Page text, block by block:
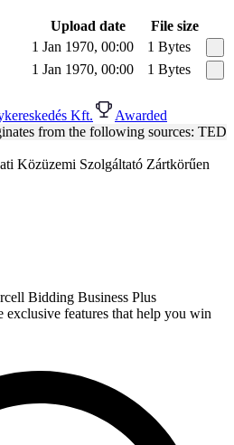
Upload date
File size
1 Jan 1970, 00:00
1 Bytes
1 Jan 1970, 00:00
1 Bytes
Kft.
Awarded
from the following sources: TED
Közüzemi Szolgáltató Zártkörűen
Bidding Business Plus
exclusive features that help you win